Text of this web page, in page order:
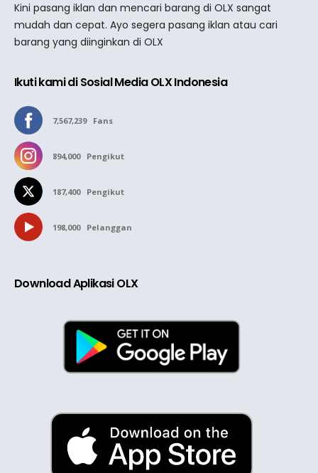
Kini pasang iklan dan mencari barang di OLX sangat
mudah dan cepat. Ayo segera pasang iklan atau cari
barang yang diinginkan di OLX
Ikuti kami di Sosial Media OLX Indonesia
7,567,239 Fans
894,000 Pengikut
187,400 Pengikut
198,000 Pelanggan
Download Aplikasi OLX